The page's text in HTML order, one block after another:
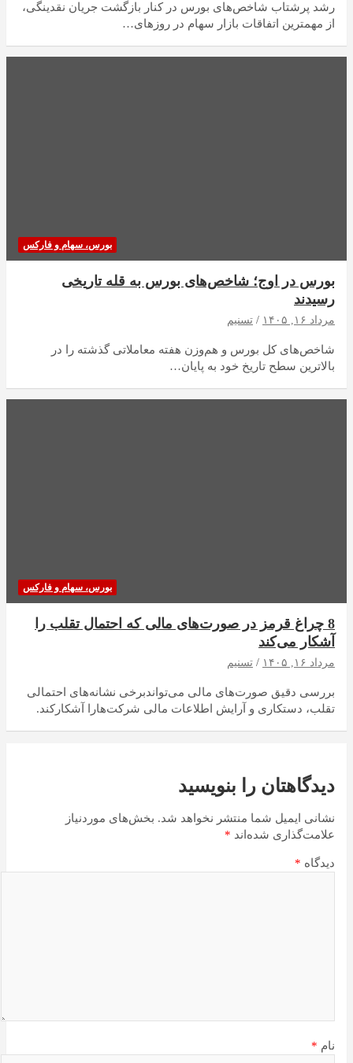
رشد پرشتاب شاخص‌های بورس در کنار بازگشت جریان نقدینگی،
از مهمترین اتفاقات بازار سهام در روزهای…
بورس، سهام و فارکس
بورس در اوج؛ شاخص‌های بورس به قله تاریخی
رسیدند
مرداد ۱۶, ۱۴۰۵ تسنیم
شاخص‌های کل بورس و هم‌وزن هفته معاملاتی گذشته را در
بالاترین سطح تاریخ خود به پایان…
بورس، سهام و فارکس
8 چراغ قرمز در صورت‌های مالی که احتمال تقلب را
آشکار می‌کند
مرداد ۱۶, ۱۴۰۵ تسنیم
بررسی دقیق صورت‌های مالی می‌تواندبرخی نشانه‌های احتمالی
تقلب، دستکاری و آرایش اطلاعات مالی شرکت‌هارا آشکارکند.
دیدگاهتان را بنویسید
نشانی ایمیل شما منتشر نخواهد شد. بخش‌های موردنیاز
علامت‌گذاری شده‌اند *
دیدگاه *
نام *